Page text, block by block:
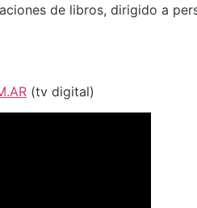
de libros, dirigido a
(tv digital)